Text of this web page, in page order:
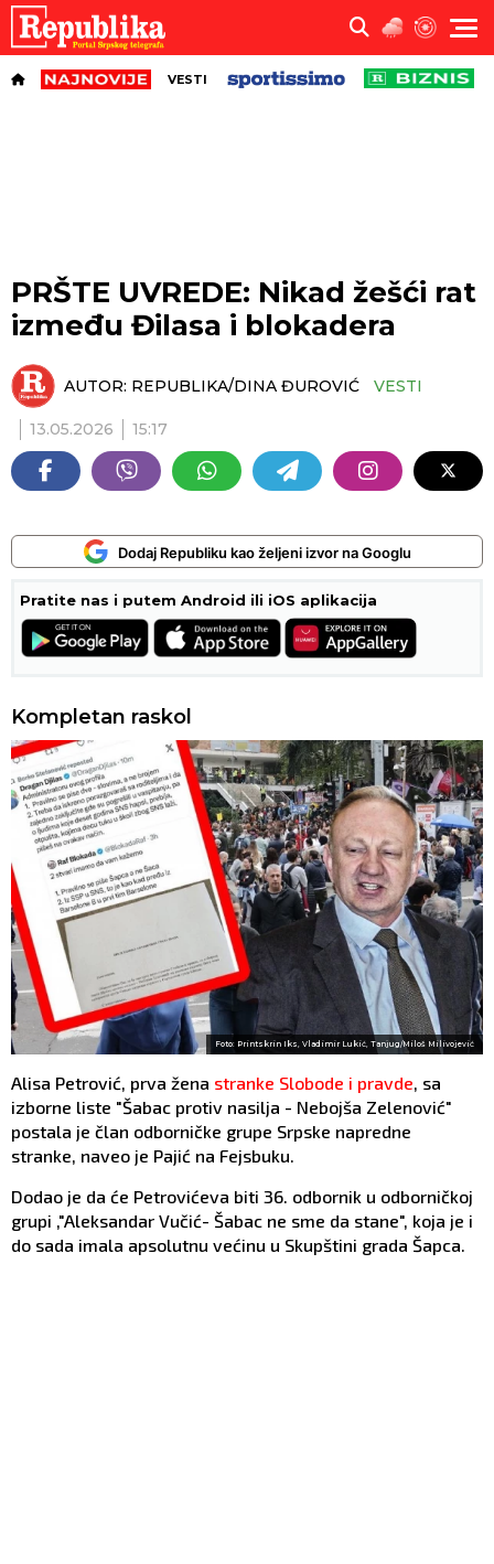
VESTI
PRŠTE UVREDE: Nikad žešći rat
između Đilasa i blokadera
AUTOR: REPUBLIKA/DINA ĐUROVIĆ VESTI
13.05.2026 15:17
Dodaj Republiku kao željeni izvor na Googlu
Pratite nas i putem Android ili iOS aplikacija
Kompletan raskol
Foto: Printskrin Iks, Vladimir Lukić, Tanjug/Miloš Milivojević
Alisa Petrović, prva žena stranke Slobode i pravde, sa
izborne liste "Šabac protiv nasilja - Nebojša Zelenović"
postala je član odborničke grupe Srpske napredne
stranke, naveo je Pajić na Fejsbuku.
Dodao je da će Petrovićeva biti 36. odbornik u odborničkoj
grupi ,"Aleksandar Vučić- Šabac ne sme da stane", koja je i
do sada imala apsolutnu većinu u Skupštini grada Šapca.